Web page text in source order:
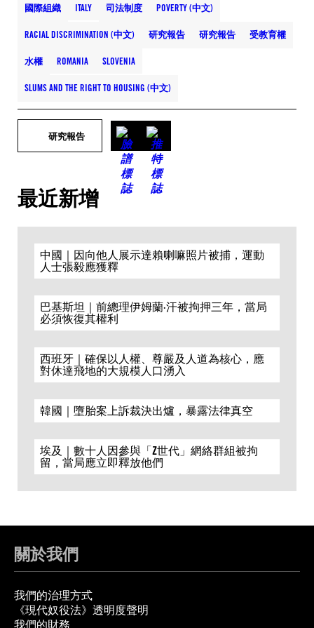
國際組織 ITALY 司法制度 POVERTY (中文)
RACIAL DISCRIMINATION (中文) 研究報告 研究報告 受教育權
水權 ROMANIA SLOVENIA
SLUMS AND THE RIGHT TO HOUSING (中文)
研究報告
最近新增
中國｜因向他人展示達賴喇嘛照片被捕，運動
人士張毅應獲釋
巴基斯坦｜前總理伊姆蘭·汗被拘押三年，當局
必須恢復其權利
西班牙｜確保以人權、尊嚴及人道為核心，應
對休達飛地的大規模人口湧入
韓國｜墮胎案上訴裁決出爐，暴露法律真空
埃及｜數十人因參與「Z世代」網絡群組被拘
留，當局應立即釋放他們
關於我們
我們的治理方式
《現代奴役法》透明度聲明
我們的財務